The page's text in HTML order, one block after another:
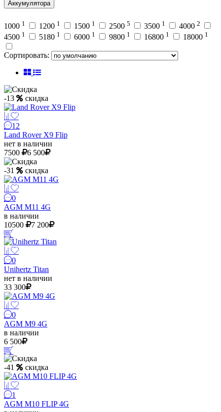
Аккумулятора
1000 1 1200 1 1500 1 2500 5 3500 1 4000 2
4500 1 5180 1 6000 1 9800 1 16800 1 18000 1
Сортировать:
-13 скидка
12
Land Rover X9 Flip
нет в наличии
7500
6 500
-31 скидка
0
AGM M11 4G
в наличии
10500
7 200
0
Unihertz Titan
нет в наличии
33 300
0
AGM M9 4G
в наличии
6 500
-41 скидка
1
AGM M10 FLIP 4G